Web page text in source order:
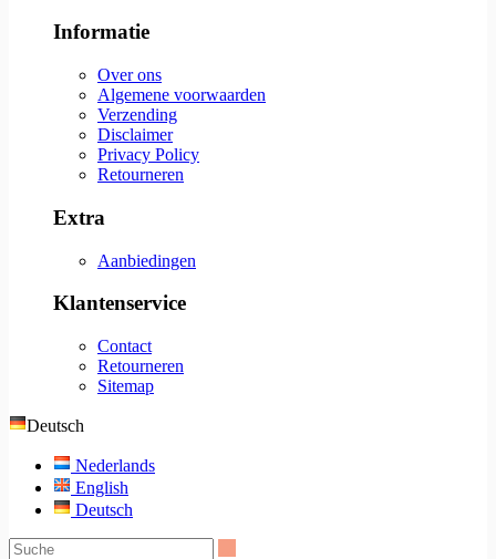
Informatie
Over ons
Algemene voorwaarden
Verzending
Disclaimer
Privacy Policy
Retourneren
Extra
Aanbiedingen
Klantenservice
Contact
Retourneren
Sitemap
Deutsch
Nederlands
English
Deutsch